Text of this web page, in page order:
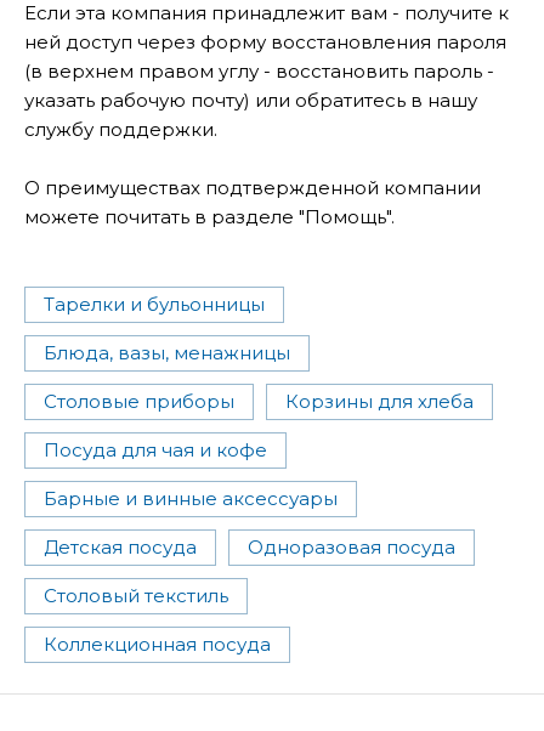
Если эта компания принадлежит вам - получите к
ней доступ через форму восстановления пароля
(в верхнем правом углу - восстановить пароль -
указать рабочую почту) или обратитесь в нашу
службу поддержки.
О преимуществах подтвержденной компании
можете почитать в разделе "Помощь".
Тарелки и бульонницы
Блюда, вазы, менажницы
Столовые приборы Корзины для хлеба
Посуда для чая и кофе
Барные и винные аксессуары
Детская посуда Одноразовая посуда
Столовый текстиль
Коллекционная посуда